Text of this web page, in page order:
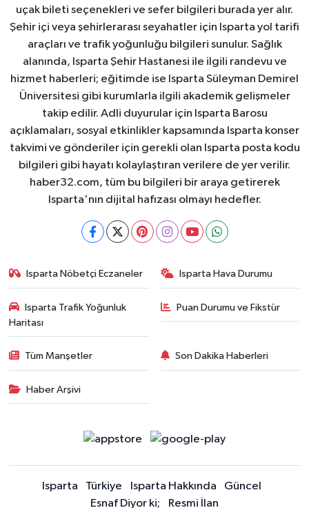
uçak bileti seçenekleri ve sefer bilgileri burada yer alır.
Şehir içi veya şehirlerarası seyahatler için Isparta yol tarifi
araçları ve trafik yoğunluğu bilgileri sunulur. Sağlık
alanında, Isparta Şehir Hastanesi ile ilgili randevu ve
hizmet haberleri; eğitimde ise Isparta Süleyman Demirel
Üniversitesi gibi kurumlarla ilgili akademik gelişmeler
takip edilir. Adli duyurular için Isparta Barosu
açıklamaları, sosyal etkinlikler kapsamında Isparta konser
takvimi ve gönderiler için gerekli olan Isparta posta kodu
bilgileri gibi hayatı kolaylaştıran verilere de yer verilir.
haber32.com, tüm bu bilgileri bir araya getirerek
Isparta'nın dijital hafızası olmayı hedefler.
Isparta Nöbetçi Eczaneler Isparta Hava Durumu
Isparta Trafik Yoğunluk
Haritası
Puan Durumu ve Fikstür
Tüm Manşetler Son Dakika Haberleri
Haber Arşivi
Isparta Türkiye Isparta Hakkında
Güncel
Esnaf Diyor ki;
Resmi İlan